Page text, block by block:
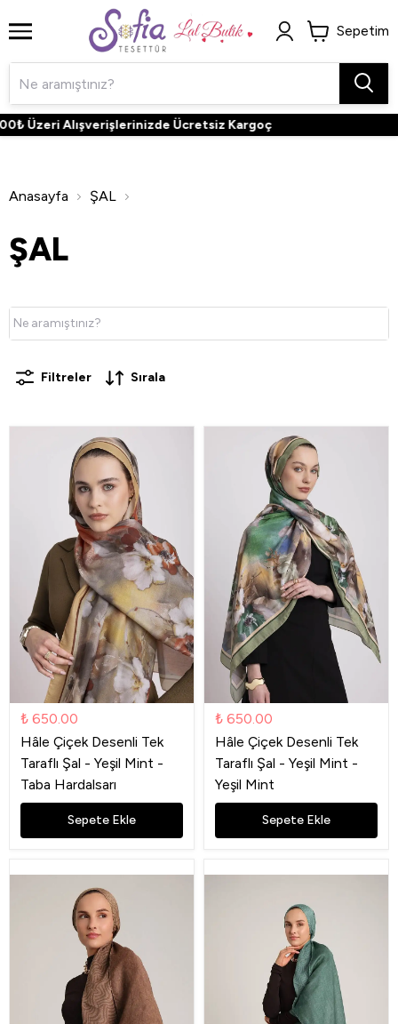
Sepetim
Alışverişlerinizde Ücretsiz Kargoç
Anasayfa ŞAL
ŞAL
Filtreler Sırala
₺ 650.00
Hâle Çiçek Desenli Tek
Taraflı Şal - Yeşil Mint -
Taba Hardalsarı
Sepete Ekle
₺ 650.00
Hâle Çiçek Desenli Tek
Taraflı Şal - Yeşil Mint -
Yeşil Mint
Sepete Ekle